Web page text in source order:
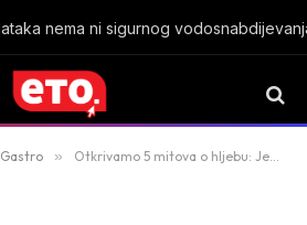
nema ni sigurnog
Gastro » Otkrivamo 5 mitova o hljebu: Jedite ga bez griže savjesti!